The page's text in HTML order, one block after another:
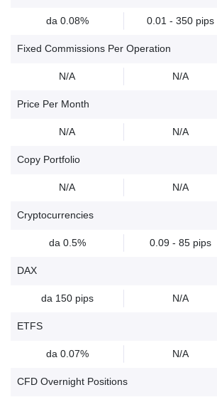
da 0.08% 0.01 - 350 pips
Fixed Commissions Per Operation
N/A N/A
Price Per Month
N/A N/A
Copy Portfolio
N/A N/A
Cryptocurrencies
da 0.5% 0.09 - 85 pips
DAX
da 150 pips N/A
ETFS
da 0.07% N/A
CFD Overnight Positions